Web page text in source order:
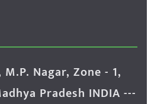
Nagar, Zone - 1,
Pradesh INDIA ---